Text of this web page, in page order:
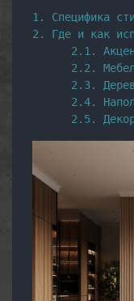
1. Специфика
2. Где и как
2.1.
2.2.
2.3.
2.4.
2.5.